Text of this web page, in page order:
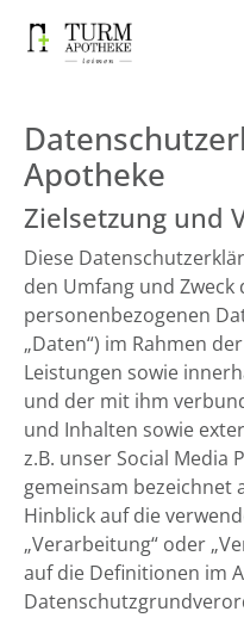
Apotheke
Zielsetzung und
Diese
den Umfang und
personenbezogenen
„Daten“) im Rahmen
Leistungen sowie
und der mit ihm
und Inhalten sowie
z.B. unser Social Media
gemeinsam bezeichnet
Hinblick auf die
„Verarbeitung“ oder
auf die Definitionen im